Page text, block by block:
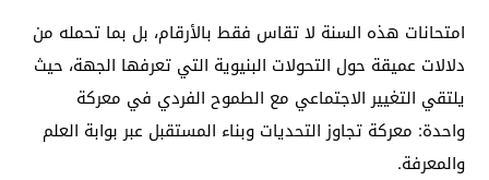
امتحانات هذه السنة لا تقاس فقط بالأرقام، بل بما تحمله من
دلالات عميقة حول التحولات البنيوية التي تعرفها الجهة، حيث
يلتقي التغيير الاجتماعي مع الطموح الفردي في معركة
واحدة: معركة تجاوز التحديات وبناء المستقبل عبر بوابة العلم
والمعرفة.